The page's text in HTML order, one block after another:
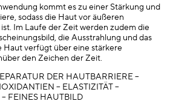
kommt es zu einer Stärkung und
sodass die Haut vor äußeren
Im Laufe der Zeit werden zudem die
die Ausstrahlung und das
Haut verfügt über eine stärkere
den Zeichen der Zeit.
DER HAUTBARRIERE –
– ELASTIZITÄT –
FEINES HAUTBILD